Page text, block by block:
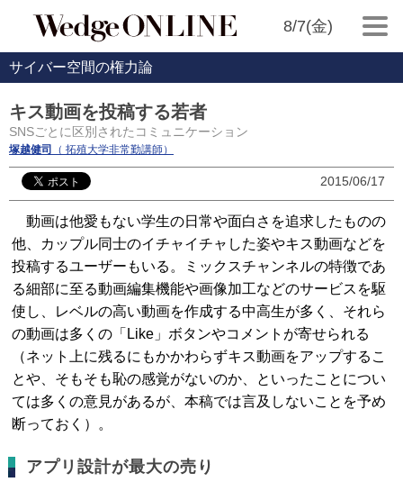
8/7(金)
サイバー空間の権力論
キス動画を投稿する若者
SNSごとに区別されたコミュニケーション
塚越健司 （ 拓殖大学非常勤講師）
2015/06/17
動画は他愛もない学生の日常や面白さを追求したものの
他、カップル同士のイチャイチャした姿やキス動画などを
投稿するユーザーもいる。ミックスチャンネルの特徴であ
る細部に至る動画編集機能や画像加工などのサービスを駆
使し、レベルの高い動画を作成する中高生が多く、それら
の動画は多くの「Like」ボタンやコメントが寄せられる
（ネット上に残るにもかかわらずキス動画をアップするこ
とや、そもそも恥の感覚がないのか、といったことについ
ては多くの意見があるが、本稿では言及しないことを予め
断っておく）。
アプリ設計が最大の売り